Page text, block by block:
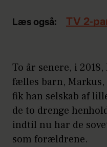
Læs også: TV 2-
To år senere, i
fælles barn,
fik han selskab af
de to drenge
indtil nu har de
som forældrene.